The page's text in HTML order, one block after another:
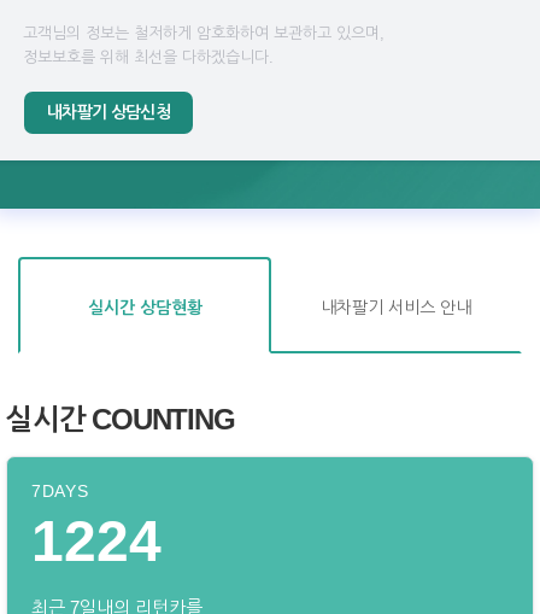
고객님의 정보는 철저하게 암호화하여 보관하고 있으며,
정보보호를 위해 최선을 다하겠습니다.
내차팔기 상담신청
실시간 상담현황 내차팔기 서비스 안내
실시간 COUNTING
7DAYS
1224
최근 7일내의 리턴카를